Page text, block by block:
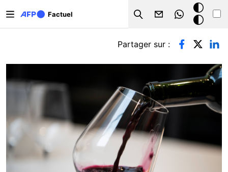
Factuel
Search
Mode
sombre
Onglets principaux
Partager sur :